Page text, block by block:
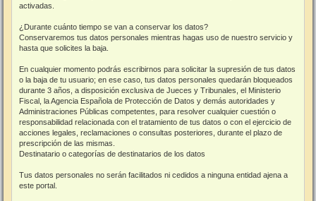
activadas.
¿Durante cuánto tiempo se van a conservar los datos?
Conservaremos tus datos personales mientras hagas uso de nuestro servicio y
hasta que solicites la baja.
En cualquier momento podrás escribirnos para solicitar la supresión de tus datos
o la baja de tu usuario; en ese caso, tus datos personales quedarán bloqueados
durante 3 años, a disposición exclusiva de Jueces y Tribunales, el Ministerio
Fiscal, la Agencia Española de Protección de Datos y demás autoridades y
Administraciones Públicas competentes, para resolver cualquier cuestión o
responsabilidad relacionada con el tratamiento de tus datos o con el ejercicio de
acciones legales, reclamaciones o consultas posteriores, durante el plazo de
prescripción de las mismas.
Destinatario o categorías de destinatarios de los datos
Tus datos personales no serán facilitados ni cedidos a ninguna entidad ajena a
este portal.